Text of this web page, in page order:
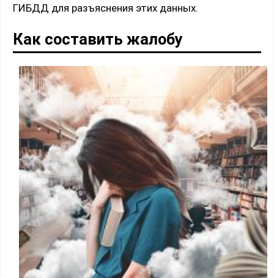
ГИБДД для разъяснения этих данных.
Как составить жалобу